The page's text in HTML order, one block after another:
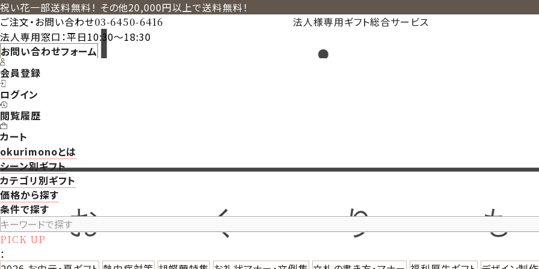
祝い花一部送料無料！ その他20,000円以上で送料無料！
法人様専用ギフト総合サービス
ご注文・お問い合わせ03-6450-6416
法人専用窓口：平日10:30～18:30
お問い合わせフォーム
会員登録
ログイン
閲覧履歴
カート
okurimonoとは
シーン別ギフト
カテゴリ別ギフト
価格から探す
条件で探す
PICK UP
：